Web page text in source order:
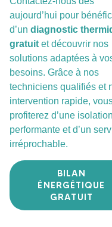
aujourd’hui pour
d’un diagnostic
gratuit et découvrir nos
solutions adaptées à
besoins. Grâce à nos
techniciens qualifiés et
intervention rapide,
profiterez d’une isolation
performante et d’un
irréprochable.
BILAN
ÉNERGÉTIQUE
GRATUIT